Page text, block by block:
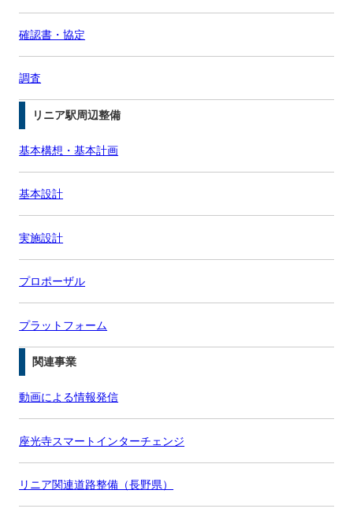
確認書・協定
調査
リニア駅周辺整備
基本構想・基本計画
基本設計
実施設計
プロポーザル
プラットフォーム
関連事業
動画による情報発信
座光寺スマートインターチェンジ
リニア関連道路整備（長野県）